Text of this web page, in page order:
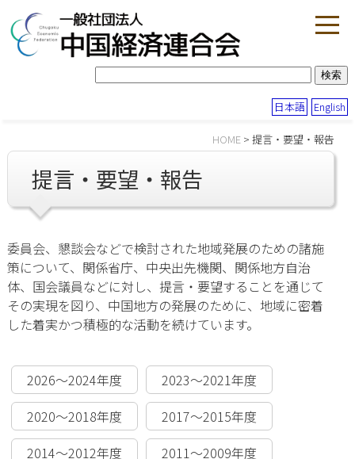
日本語 English
HOME> 提言・要望・報告
提言・要望・報告
委員会、懇談会などで検討された地域発展のための諸施
策について、関係省庁、中央出先機関、関係地方自治
体、国会議員などに対し、提言・要望することを通じて
その実現を図り、中国地方の発展のために、地域に密着
した着実かつ積極的な活動を続けています。
2026～2024年度
2023～2021年度
2020～2018年度
2017～2015年度
2014～2012年度
2011～2009年度